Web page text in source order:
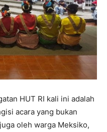
HUT RI kali ini adalah
acara yang bukan
oleh warga Meksiko,